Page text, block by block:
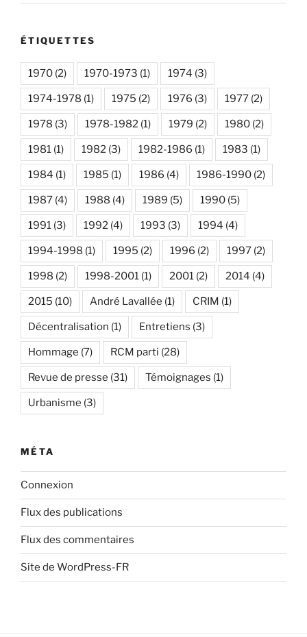
ÉTIQUETTES
1970 (2) 1970-1973 (1) 1974 (3)
1974-1978 (1) 1975 (2) 1976 (3) 1977 (2)
1978 (3) 1978-1982 (1) 1979 (2) 1980 (2)
1981 (1) 1982 (3) 1982-1986 (1) 1983 (1)
1984 (1) 1985 (1) 1986 (4) 1986-1990 (2)
1987 (4) 1988 (4) 1989 (5) 1990 (5)
1991 (3) 1992 (4) 1993 (3) 1994 (4)
1994-1998 (1) 1995 (2) 1996 (2) 1997 (2)
1998 (2) 1998-2001 (1) 2001 (2) 2014 (4)
2015 (10) André Lavallée (1) CRIM (1)
Décentralisation (1) Entretiens (3)
Hommage (7) RCM parti (28)
Revue de presse (31) Témoignages (1)
Urbanisme (3)
MÉTA
Connexion
Flux des publications
Flux des commentaires
Site de WordPress-FR